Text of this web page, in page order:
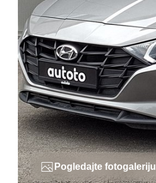
Pogledajte fotogaleriju